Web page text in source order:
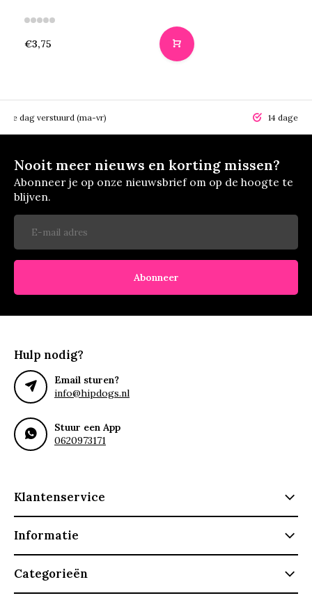
€3,75
dag verstuurd (ma-vr) 14 dagen
Nooit meer nieuws en korting missen?
Abonneer je op onze nieuwsbrief om op de hoogte te
blijven.
Abonneer
Hulp nodig?
Email sturen?
info@hipdogs.nl
Stuur een App
0620973171
Klantenservice
Informatie
Categorieën